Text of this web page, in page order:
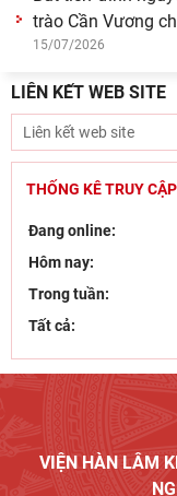
Bút tích đình
trào Cần Vương
LIÊN KẾT WEB SITE
THỐNG KÊ TRUY CẬP
Đang online:
Hôm nay:
Trong tuần:
Tất cả:
VIỆN HÀN LÂM